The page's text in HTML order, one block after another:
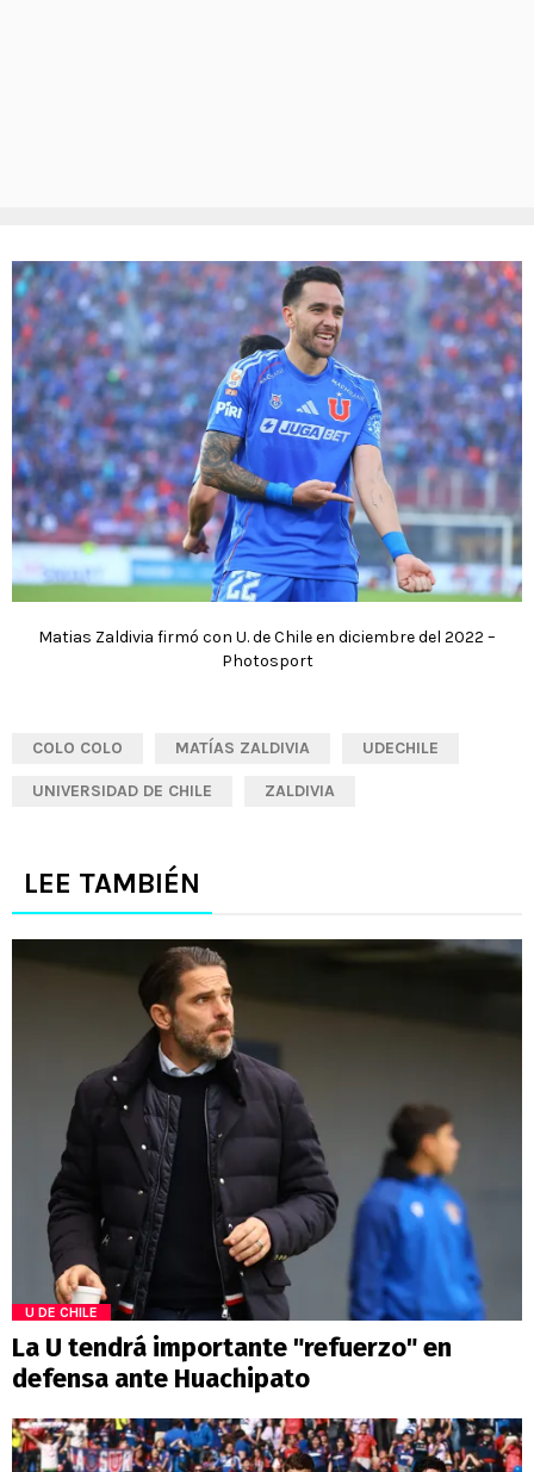
Matias Zaldivia firmó con U. de Chile en diciembre del 2022 –
Photosport
COLO COLO MATÍAS ZALDIVIA UDECHILE
UNIVERSIDAD DE CHILE ZALDIVIA
LEE TAMBIÉN
U DE CHILE
La U tendrá importante "refuerzo" en
defensa ante Huachipato